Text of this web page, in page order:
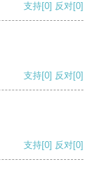
支持[0] 反对[0]
支持[0] 反对[0]
支持[0] 反对[0]